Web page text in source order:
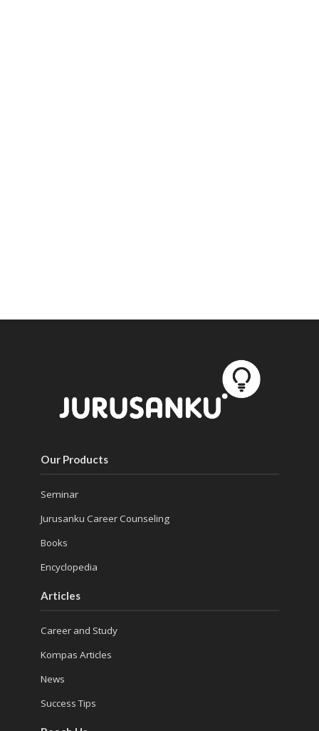
Our Products
Seminar
Jurusanku Career Counseling
Books
Encyclopedia
Articles
Career and Study
Kompas Articles
News
Success Tips